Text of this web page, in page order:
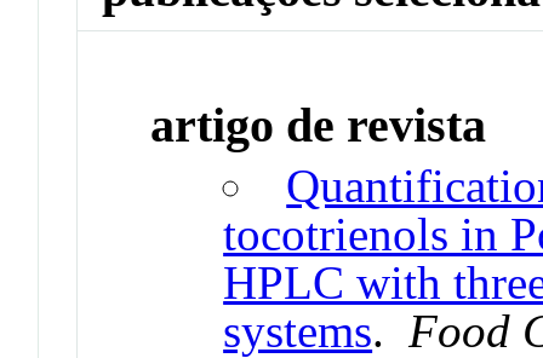
artigo de revista
tocotrienols in
HPLC with
systems.Food